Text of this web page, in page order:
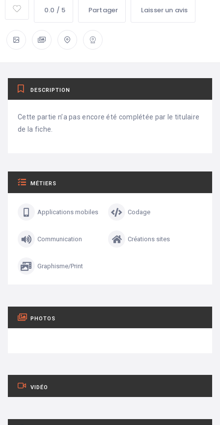
0.0 / 5 Partager Laisser un avis
DESCRIPTION
Cette partie n’a pas encore été complétée par le titulaire
de la fiche.
MÉTIERS
Applications mobiles Codage
Communication Créations sites
Graphisme/Print
PHOTOS
VIDÉO